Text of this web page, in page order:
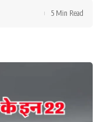
5 Min Read